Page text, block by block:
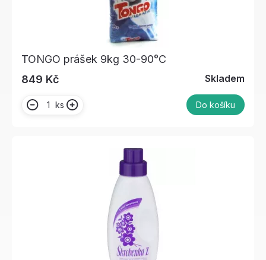
TONGO prášek 9kg 30-90°C
849 Kč
Skladem
ks Do košíku